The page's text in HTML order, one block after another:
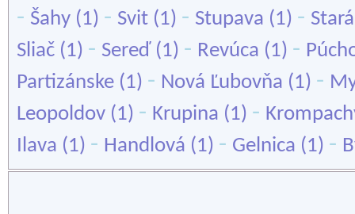
- Šahy (1) - Svit (1) - Stupava (1) -
Sliač (1) - Sereď (1) - Revúca (1) -
Partizánske (1) - Nová Ľubovňa (1) -
Leopoldov (1) - Krupina (1) -
Ilava (1) - Handlová (1) - Gelnica (1) -